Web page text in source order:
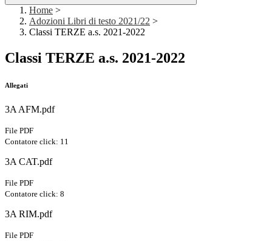
Home >
Adozioni Libri di testo 2021/22 >
Classi TERZE a.s. 2021-2022
Classi TERZE a.s. 2021-2022
Allegati
3A AFM.pdf
File PDF
Contatore click: 11
3A CAT.pdf
File PDF
Contatore click: 8
3A RIM.pdf
File PDF